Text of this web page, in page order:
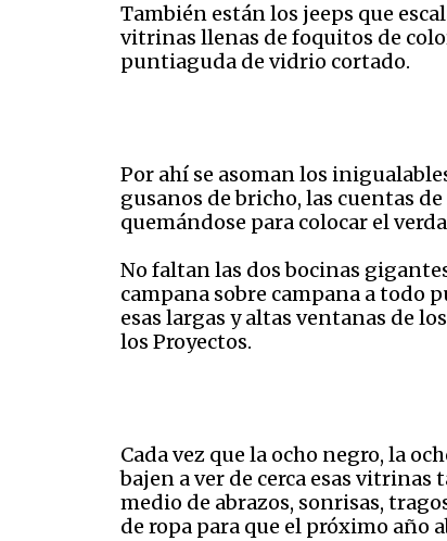
También están los jeeps que
vitrinas llenas de foquitos de
puntiaguda de vidrio cortado.
Por ahí se asoman los
gusanos de bricho, las cuentas
quemándose para colocar el
No faltan las dos bocinas
campana sobre campana a todo
esas largas y altas ventanas de
los Proyectos.
Cada vez que la ocho negro, la
bajen a ver de cerca esas vitrinas
medio de abrazos, sonrisas,
de ropa para que el próximo año